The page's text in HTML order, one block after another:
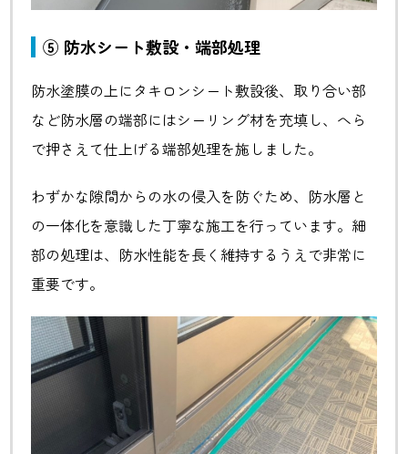
⑤ 防水シート敷設・端部処理
防水塗膜の上にタキロンシート敷設後、取り合い部
など防水層の端部にはシーリング材を充填し、へら
で押さえて仕上げる端部処理を施しました。
わずかな隙間からの水の侵入を防ぐため、防水層と
の一体化を意識した丁寧な施工を行っています。細
部の処理は、防水性能を長く維持するうえで非常に
重要です。